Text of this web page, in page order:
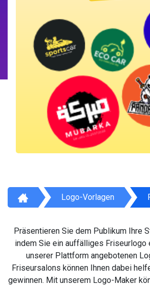
Logo-Vorlagen
Präsentieren Sie dem Publikum Ihre
indem Sie ein auffälliges Friseurlogo
unserer Plattform angebotenen
Friseursalons können Ihnen dabei
gewinnen. Mit unserem Logo-Maker